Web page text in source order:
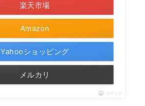
Amazon
楽天市場
Yahooショッピング
メルカリ
ポチップ